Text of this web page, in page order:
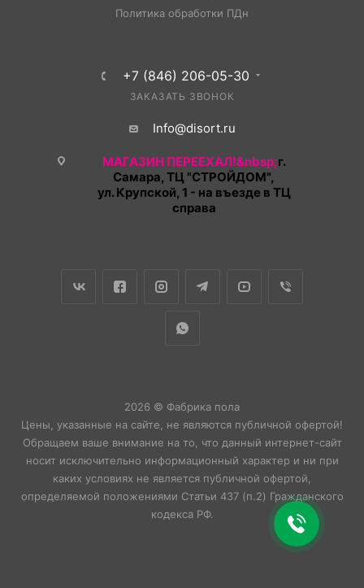
Политика обработки ПДн
+7 (846) 206-05-30
ЗАКАЗАТЬ ЗВОНОК
Info@disort.ru
МАГАЗИН ПЕРЕЕХАЛ!&nbsp;г.
Самара, ТЦ "СТРОЙДОМ",
ул. Крупской, 1 - на въезде в ТЦ
справа
2026 © Фабрика пола
Цены, указанные на сайте, не являются публичной офертой!
Обращаем ваше внимание на то, что данный интернет-сайт
носит исключительно информационный характер и ни при
каких условиях не является публичной офертой,
определяемой положениями Статьи 437 (п.2) Гражданского
кодекса РФ.